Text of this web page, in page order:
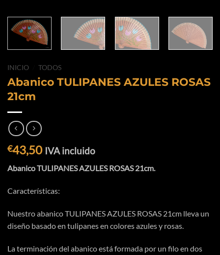
INICIO TODOS
Abanico TULIPANES AZULES ROSAS
21cm
€43,50 IVA incluido
Abanico TULIPANES AZULES ROSAS 21cm.
Características:
Nuestro abanico TULIPANES AZULES ROSAS 21cm lleva un
diseño basado en tulipanes en colores azules y rosas.
La terminación del abanico está formada por un filo en dos